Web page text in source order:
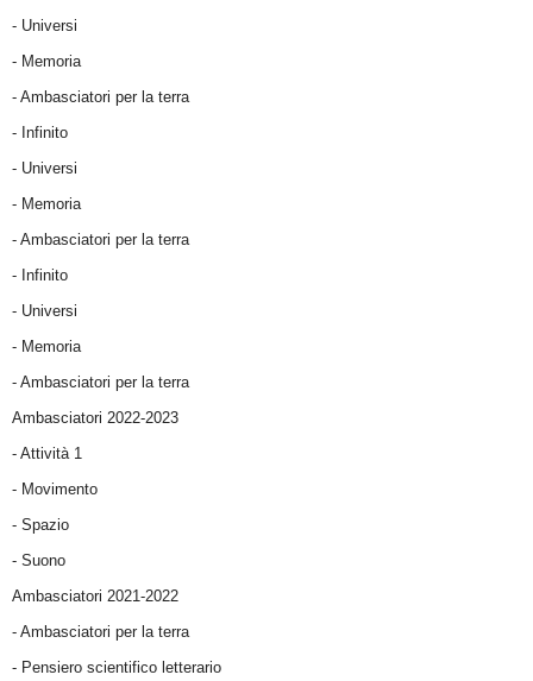
- Universi
- Memoria
- Ambasciatori per la terra
- Infinito
- Universi
- Memoria
- Ambasciatori per la terra
- Infinito
- Universi
- Memoria
- Ambasciatori per la terra
Ambasciatori 2022-2023
- Attività 1
- Movimento
- Spazio
- Suono
Ambasciatori 2021-2022
- Ambasciatori per la terra
- Pensiero scientifico letterario